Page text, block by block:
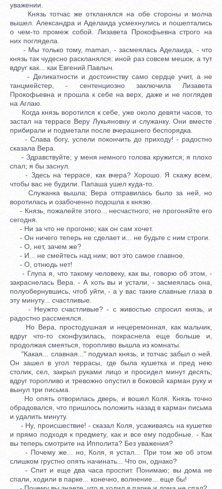
уважении.
Князь тотчас же откланялся на обе стороны и молча
вышел. Александра и Аделаида усмехнулись и пошептались
о чем-то промеж собой. Лизавета Прокофьевна строго на
них поглядела.
- Мы только тому, maman, - засмеялась Аделаида, - что
князь так чудесно раскланялся: иной раз совсем мешок, а тут
вдруг как... как Евгений Павлыч.
- Деликатности и достоинству само сердце учит, а не
танцмейстер, - сентенциозно заключила Лизавета
Прокофьевна и прошла к себе на верх, даже и не поглядев
на Аглаю.
Когда князь воротился к себе, уже около девяти часов, то
застал на террасе Веру Лукьяновну и служанку. Они вместе
прибирали и подметали после вчерашнего беспорядка.
- Слава богу, успели покончить до приходу! - радостно
сказала Вера.
- Здравствуйте; у меня немного голова кружится; я плохо
спал; я бы заснул.
- Здесь на террасе, как вчера? Хорошо. Я скажу всем,
чтобы вас не будили. Папаша ушел куда-то.
Служанка вышла; Вера отправилась было за ней, но
воротилась и озабоченно подошла к князю.
- Князь, пожалейте этого... несчастного; не прогоняйте его
сегодня.
- Ни за что не прогоню; как он сам хочет.
- Он ничего теперь не сделает и... не будьте с ним строги.
- О, нет, зачем же?
- И... не смейтесь над ним; вот это самое главное.
- О, отнюдь нет!
- Глупа я, что такому человеку, как вы, говорю об этом, -
закраснелась Вера. - А хоть вы и устали, - засмеялась она,
полуобернувшись, чтоб уйти, - а у вас такие славные глаза в
эту минуту... счастливые.
- Неужто счастливые? - с живостью спросил князь, и
радостно рассмеялся.
Но Вера, простодушная и нецеремонная, как мальчик,
вдруг что-то сконфузилась, покраснела еще больше и,
продолжая смеяться, торопливо вышла из комнаты.
"Какая... славная..." подумал князь, и тотчас забыл о ней.
Он зашел в угол террасы, где была кушетка и пред нею
столик, сел, закрыл руками лицо и просидел минут десять;
вдруг торопливо и тревожно опустил в боковой карман руку и
вынул три письма.
Но опять отворилась дверь, и вошел Коля. Князь точно
обрадовался, что пришлось положить назад в карман письма
и удалить минуту.
- Ну, происшествие! - сказал Коля, усаживаясь на кушетке
и прямо подходя к предмету, как и все ему подобные. - Как
вы теперь смотрите на Ипполита? Без уважения?
- Почему же... но, Коля, я устал... При том же об этом
слишком грустно опять начинать... Что он, однако?
- Спит и еще два часа проспит. Понимаю; вы дома не
спали, ходили в парке... конечно, волнение... еще бы!